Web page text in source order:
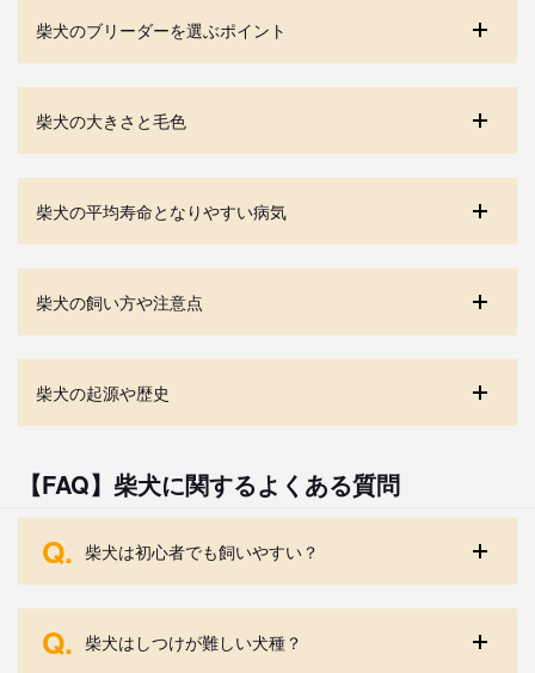
柴犬のブリーダーを選ぶポイント
柴犬の大きさと毛色
柴犬の平均寿命となりやすい病気
柴犬の飼い方や注意点
柴犬の起源や歴史
【FAQ】柴犬に関するよくある質問
Q. 柴犬は初心者でも飼いやすい？
Q. 柴犬はしつけが難しい犬種？